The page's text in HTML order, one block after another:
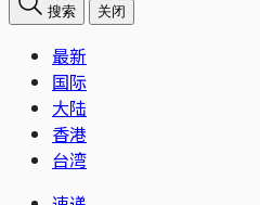
搜索 关闭
最新
国际
大陆
香港
台湾